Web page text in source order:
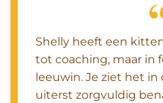
Shelly heeft een
tot coaching, maar in
leeuwin. Je ziet het in
uiterst zorgvuldig